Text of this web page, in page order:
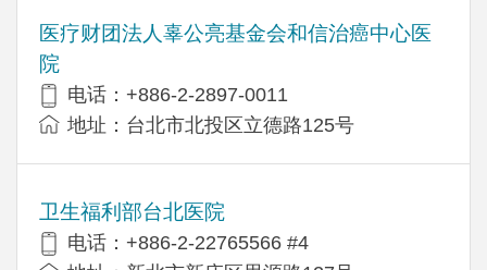
医疗财团法人辜公亮基金会和信治癌中心医
院
电话：+886-2-2897-0011
地址：台北市北投区立德路125号
卫生福利部台北医院
电话：+886-2-22765566 #4